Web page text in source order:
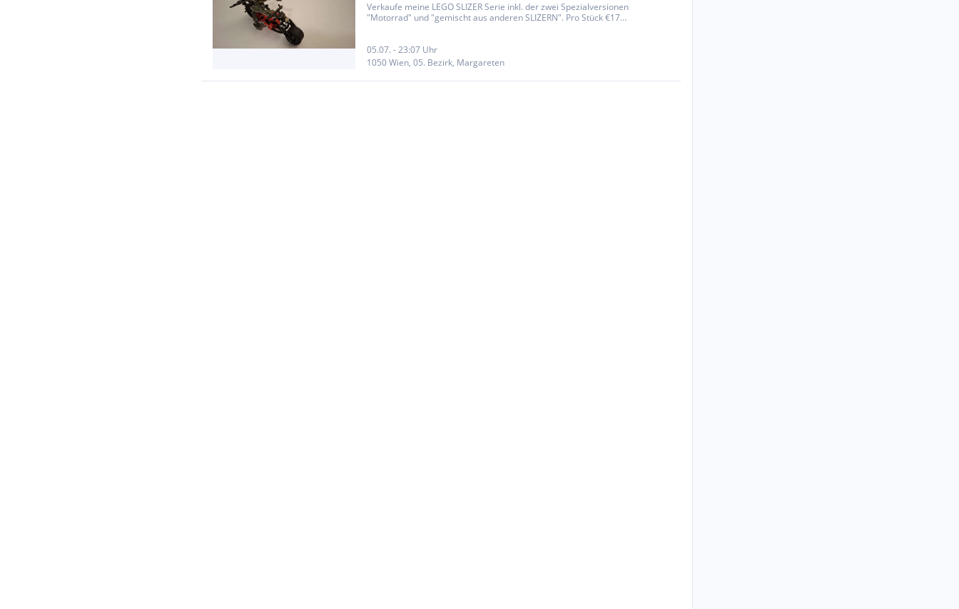
Verkaufe meine LEGO SLIZER Serie inkl. der zwei Spezialversionen
"Motorrad" und "gemischt aus anderen SLIZERN". Pro Stück €17
aller...
05.07. - 23:07 Uhr
1050 Wien, 05. Bezirk, Margareten